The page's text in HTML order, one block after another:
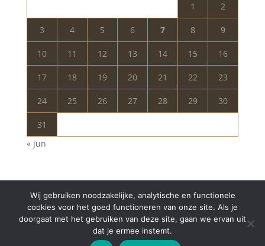
1 2
3 4 5 6 7 8 9
10 11 12 13 14 15 16
17 18 19 20 21 22 23
24 25 26 27 28 29 30
31
« jun
Copyright © 2024 Aurelia Schoonheidssalon | All
Wij gebruiken noodzakelijke, analytische en functionele
cookies voor het goed functioneren van onze site. Als je
doorgaat met het gebruiken van deze site, gaan we ervan uit
dat je ermee instemt.